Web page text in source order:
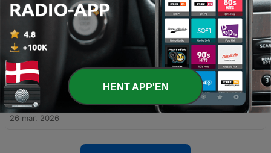
119 - #118 Kristian Hemmingsen: Nøgenbilleder,
Smertestillende og En tur til Australien
09 apr. 2026
#117 Magnus og Martin: Vi spiller Guess who?
02 apr. 2026
117 -
#116 Mia Westergaard: Åbne døre, Friendzones
og En meget creepy tinder-date
26 mar. 2026
HENT APP'EN